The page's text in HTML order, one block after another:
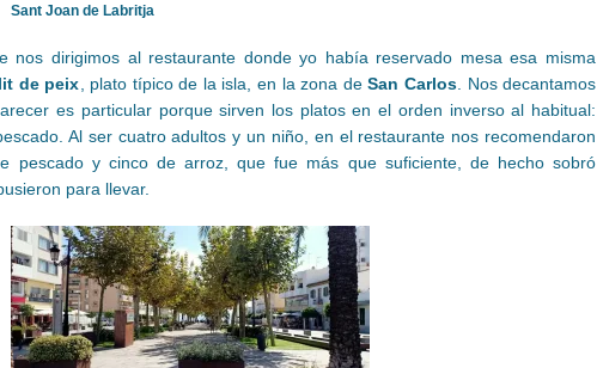
Sant Joan de Labritja
nos dirigimos al restaurante donde yo había reservado mesa esa misma
de peix , plato típico de la isla, en la zona deSan Carlos. Nos decantamos
es particular porque sirven los platos en el orden inverso al habitual:
Al ser cuatro adultos y un niño, en el restaurante nos recomendaron
pescado y cinco de arroz, que fue más que suficiente, de hecho sobró
para llevar.